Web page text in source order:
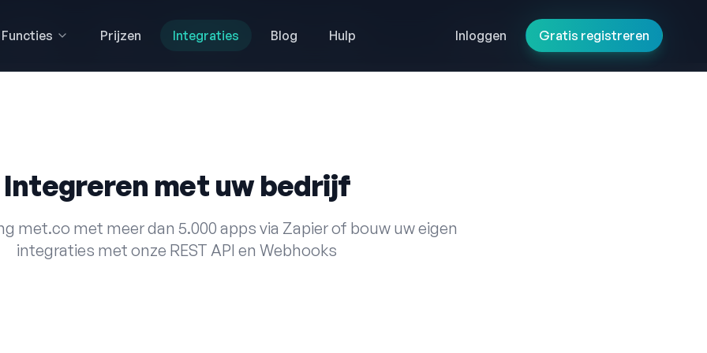
Functies Prijzen Integraties Blog Hulp Inloggen Gratis registreren
Functies Prijzen Integraties Blog Hulp Inloggen Gratis registreren
Integreren met uw bedrijf
met.co met meer dan 5.000 apps via Zapier of bouw uw eigen
integraties met onze REST API en Webhooks